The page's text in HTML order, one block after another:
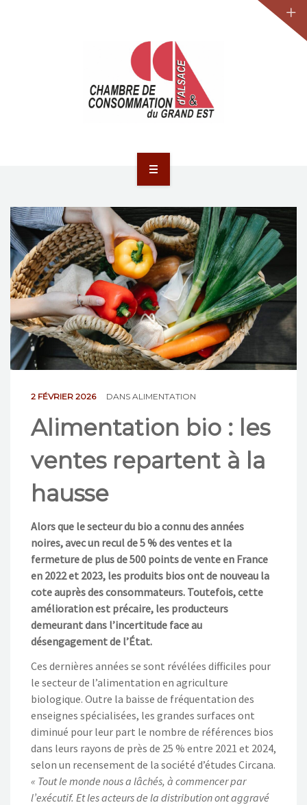
ACTUALITÉS
JURIDIQUE
LA CCA-GE
NOS ACTIONS
CONTACT
2 FÉVRIER 2026 DANS ALIMENTATION
Alimentation bio : les
ventes repartent à la
hausse
Alors que le secteur du bio a connu des années
noires, avec un recul de 5 % des ventes et la
fermeture de plus de 500 points de vente en France
en 2022 et 2023, les produits bios ont de nouveau la
cote auprès des consommateurs. Toutefois, cette
amélioration est précaire, les producteurs
demeurant dans l’incertitude face au
désengagement de l’État.
Ces dernières années se sont révélées difficiles pour
le secteur de l’alimentation en agriculture
biologique. Outre la baisse de fréquentation des
enseignes spécialisées, les grandes surfaces ont
diminué pour leur part le nombre de références bios
dans leurs rayons de près de 25 % entre 2021 et 2024,
selon un recensement de la société d’études Circana.
« Tout le monde nous a lâchés, à commencer par
l’exécutif. Et les acteurs de la distribution ont aggravé